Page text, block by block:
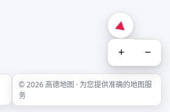
+ −
© 2026 高德地图 · 为您提供准确的地图服
务